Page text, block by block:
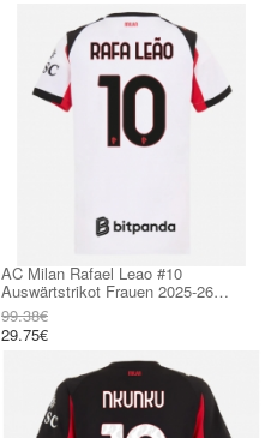
AC Milan Rafael Leao #10
Auswärtstrikot Frauen 2025-26
Kurzarm
99.38€
29.75€